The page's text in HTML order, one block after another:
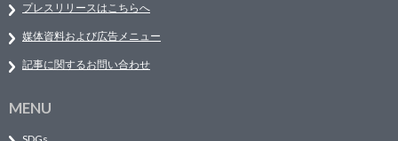
プレスリリースはこちらへ
媒体資料および広告メニュー
記事に関するお問い合わせ
MENU